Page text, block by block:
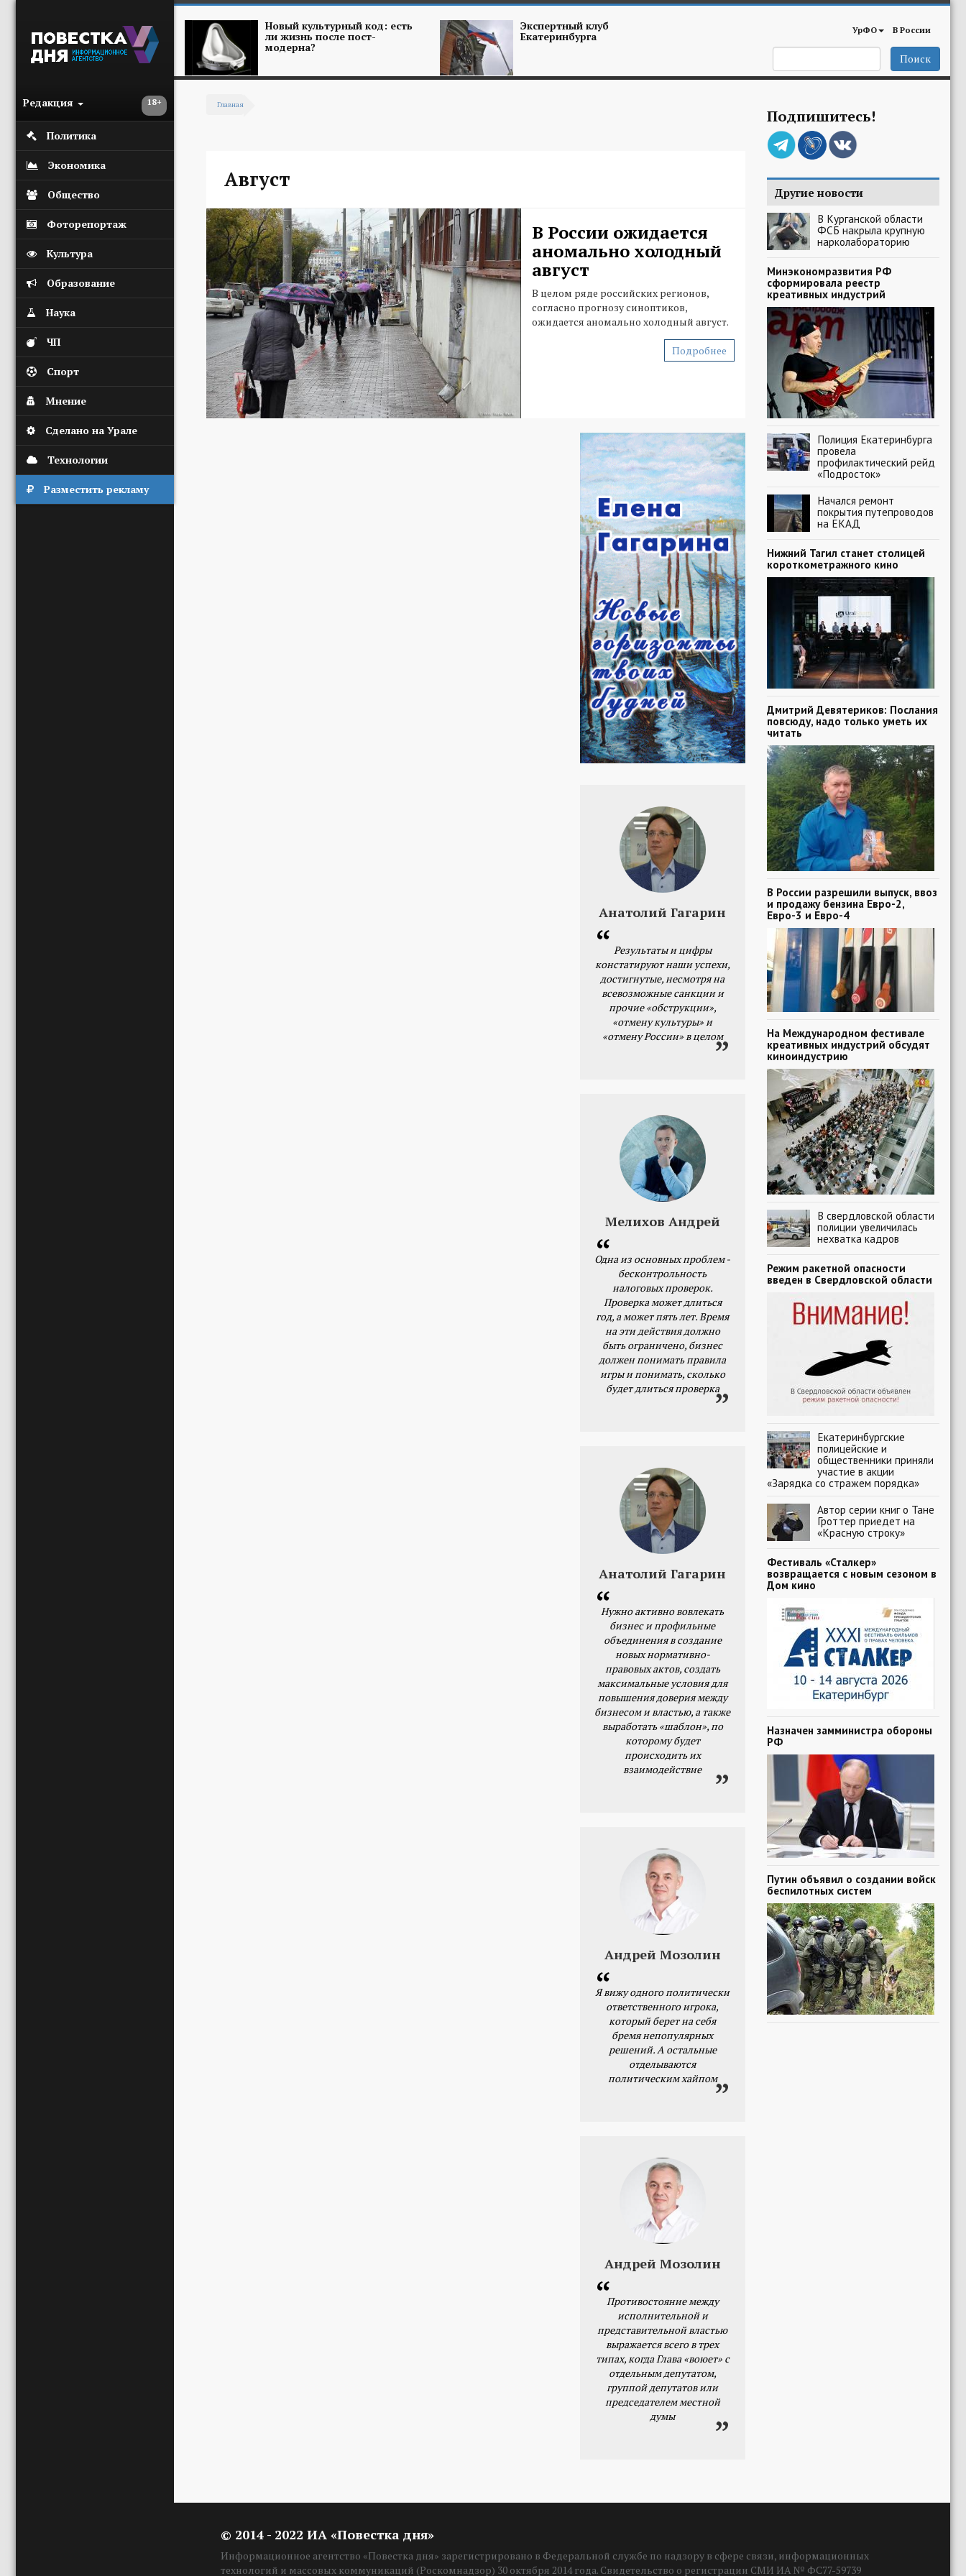
18+
Редакция
Политика
Экономика
Общество
Фоторепортаж
Культура
Образование
Наука
ЧП
Спорт
Мнение
Сделано на Урале
Технологии
Разместить рекламу
Новый культурный код: есть
ли жизнь после пост-
модерна?
Экспертный клуб
Екатеринбурга УрФО В России
Поиск
Главная
Август
В России ожидается
аномально холодный
август
В целом ряде российских регионов,
согласно прогнозу синоптиков,
ожидается аномально холодный август.
Подробнее
Анатолий Гагарин
Результаты и цифры
констатируют наши успехи,
достигнутые, несмотря на
всевозможные санкции и
прочие «обструкции»,
«отмену культуры» и
«отмену России» в целом
Мелихов Андрей
Одна из основных проблем -
бесконтрольность
налоговых проверок.
Проверка может длиться
год, а может пять лет. Время
на эти действия должно
быть ограничено, бизнес
должен понимать правила
игры и понимать, сколько
будет длиться проверка
Анатолий Гагарин
Нужно активно вовлекать
бизнес и профильные
объединения в создание
новых нормативно-
правовых актов, создать
максимальные условия для
повышения доверия между
бизнесом и властью, а также
выработать «шаблон», по
которому будет
происходить их
взаимодействие
Андрей Мозолин
Я вижу одного политически
ответственного игрока,
который берет на себя
бремя непопулярных
решений. А остальные
отделываются
политическим хайпом
Андрей Мозолин
Противостояние между
исполнительной и
представительной властью
выражается всего в трех
типах, когда Глава «воюет» с
отдельным депутатом,
группой депутатов или
председателем местной
думы
Подпишитесь!
Другие новости
В Курганской области
ФСБ накрыла крупную
нарколабораторию
Минэкономразвития РФ
сформировала реестр
креативных индустрий
Полиция Екатеринбурга
провела
профилактический рейд
«Подросток»
Начался ремонт
покрытия путепроводов
на ЕКАД
Нижний Тагил станет столицей
короткометражного кино
Дмитрий Девятериков: Послания
повсюду, надо только уметь их
читать
В России разрешили выпуск, ввоз
и продажу бензина Евро-2,
Евро-3 и Евро-4
На Международном фестивале
креативных индустрий обсудят
киноиндустрию
В свердловской области
полиции увеличилась
нехватка кадров
Режим ракетной опасности
введен в Свердловской области
Екатеринбургские
полицейские и
общественники приняли
участие в акции
«Зарядка со стражем порядка»
Автор серии книг о Тане
Гроттер приедет на
«Красную строку»
Фестиваль «Сталкер»
возвращается с новым сезоном в
Дом кино
Назначен замминистра обороны
РФ
Путин объявил о создании войск
беспилотных систем
© 2014 - 2022 ИА «Повестка дня»
Информационное агентство «Повестка дня» зарегистрировано в Федеральной службе по надзору в сфере связи, информационных
технологий и массовых коммуникаций (Роскомнадзор) 30 октября 2014 года. Свидетельство о регистрации СМИ ИА № ФС77-59739